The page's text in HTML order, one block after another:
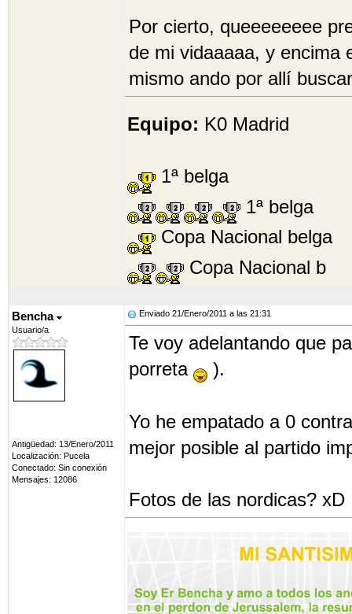
Por cierto, queeeeeeee
de mi vidaaaaa, y encima
mismo ando por allí
Equipo: K0 Madrid
1ª belga
1ª belga
Copa Nacional belga
Copa Nacional b
Bencha
Usuario/a
Antigüedad: 13/Enero/2011
Localización: Pucela
Conectado: Sin conexión
Mensajes: 12086
Enviado 21/Enero/2011 a las 21:31
Te voy adelantando que
porreta
).
Yo he empatado a 0
mejor posible al partido
Fotos de las nordicas? xD